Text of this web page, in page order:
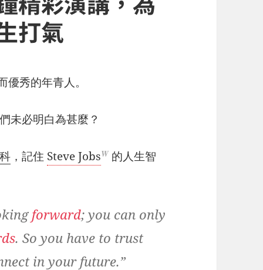
打氣
秀的年青人。
未必明白為甚麼？
，記住 Steve JobsW 的人生智
forward; you can only
. So you have to trust
in your future.”